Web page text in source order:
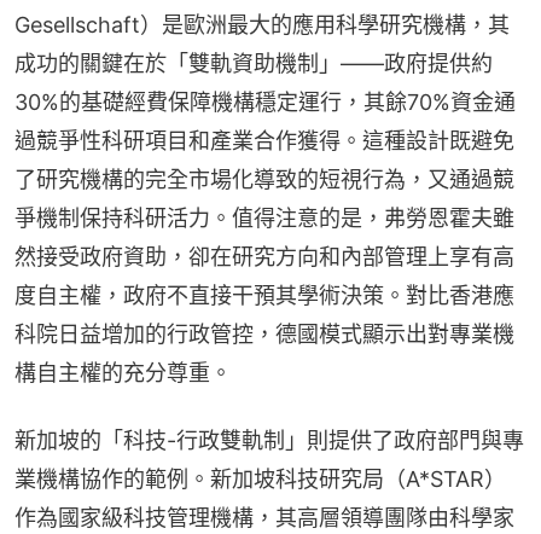
Gesellschaft）是歐洲最大的應用科學研究機構，其
成功的關鍵在於「雙軌資助機制」——政府提供約
30%的基礎經費保障機構穩定運行，其餘70%資金通
過競爭性科研項目和產業合作獲得。這種設計既避免
了研究機構的完全市場化導致的短視行為，又通過競
爭機制保持科研活力。值得注意的是，弗勞恩霍夫雖
然接受政府資助，卻在研究方向和內部管理上享有高
度自主權，政府不直接干預其學術決策。對比香港應
科院日益增加的行政管控，德國模式顯示出對專業機
構自主權的充分尊重。
新加坡的「科技-行政雙軌制」則提供了政府部門與專
業機構協作的範例。新加坡科技研究局（A*STAR）
作為國家級科技管理機構，其高層領導團隊由科學家